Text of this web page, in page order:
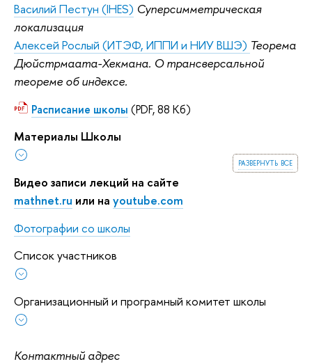
Василий Пестун (IHES) Суперсимметрическая
локализация
Алексей Рослый (ИТЭФ, ИППИ и НИУ ВШЭ) Теорема
Дюйстрмаата-Хекмана. О трансверсальной
теореме об индексе.
Расписание школы (PDF, 88 Кб)
Материалы Школы
развернуть все
Видео записи лекций на сайте
mathnet.ru или на youtube.com
Фотографии со школы
Список участников
Организационный и програмный комитет школы
Контактный адрес